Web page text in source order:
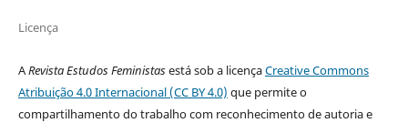
Licença
ARevista Estudos Feministasestá sob a licençaCreative Commons
Atribuição 4.0 Internacional (CC BY 4.0) que permite o
compartilhamento do trabalho com reconhecimento de autoria e